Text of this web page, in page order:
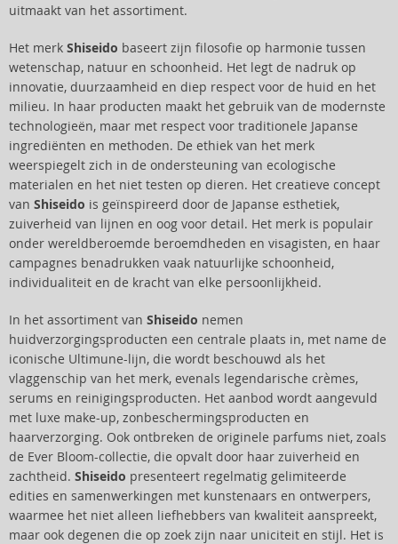
uitmaakt van het assortiment.
Het merk Shiseido baseert zijn filosofie op harmonie tussen
wetenschap, natuur en schoonheid. Het legt de nadruk op
innovatie, duurzaamheid en diep respect voor de huid en het
milieu. In haar producten maakt het gebruik van de modernste
technologieën, maar met respect voor traditionele Japanse
ingrediënten en methoden. De ethiek van het merk
weerspiegelt zich in de ondersteuning van ecologische
materialen en het niet testen op dieren. Het creatieve concept
van Shiseido is geïnspireerd door de Japanse esthetiek,
zuiverheid van lijnen en oog voor detail. Het merk is populair
onder wereldberoemde beroemdheden en visagisten, en haar
campagnes benadrukken vaak natuurlijke schoonheid,
individualiteit en de kracht van elke persoonlijkheid.
In het assortiment van Shiseido nemen
huidverzorgingsproducten een centrale plaats in, met name de
iconische Ultimune-lijn, die wordt beschouwd als het
vlaggenschip van het merk, evenals legendarische crèmes,
serums en reinigingsproducten. Het aanbod wordt aangevuld
met luxe make-up, zonbeschermingsproducten en
haarverzorging. Ook ontbreken de originele parfums niet, zoals
de Ever Bloom-collectie, die opvalt door haar zuiverheid en
zachtheid. Shiseido presenteert regelmatig gelimiteerde
edities en samenwerkingen met kunstenaars en ontwerpers,
waarmee het niet alleen liefhebbers van kwaliteit aanspreekt,
maar ook degenen die op zoek zijn naar uniciteit en stijl. Het is